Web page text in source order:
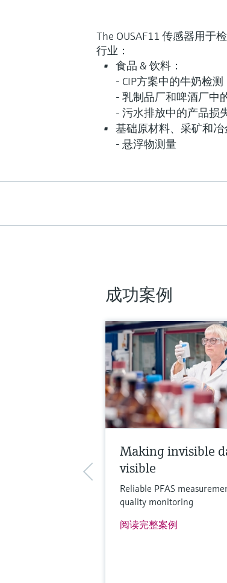
The OUSAF11 传感器用于
行业：
食品 & 饮料：
- CIP方案中的牛奶检测
- 乳制品厂和啤酒厂中
- 污水排放中的产品损
基础原材料、采矿和冶
- 悬浮物测量
悬浮固体浓度和色
OUSAF12
测量范围
0...90 °C (32...194 °F)，连续
(266°F)，在2小时内
0...100 bar（取决于流通式
更多信息
比较
成功案例
Making invisible
visible
Reliable PFAS
quality monitoring
阅读完整案例